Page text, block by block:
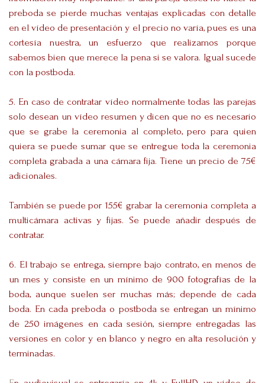
preboda se pierde muchas ventajas explicadas con detalle
en el vídeo de presentación y el precio no varía, pues es una
cortesía nuestra, un esfuerzo que realizamos porque
sabemos bien que merece la pena si se valora. Igual sucede
con la postboda.
5. En caso de contratar vídeo normalmente todas las parejas
solo desean un vídeo resumen y dicen que no es necesario
que se grabe la ceremonia al completo, pero para quien
quiera se puede sumar que se entregue toda la ceremonia
completa grabada a una cámara fija. Tiene un precio de 75€
adicionales.
También se puede por 155€ grabar la ceremonia completa a
multicámara activas y fijas. Se puede añadir después de
contratar.
6. El trabajo se entrega, siempre bajo contrato, en menos de
un mes y consiste en un mínimo de 900 fotografías de la
boda, aunque suelen ser muchas más; depende de cada
boda. En cada preboda o postboda se entregan un mínimo
de 250 imágenes en cada sesión, siempre entregadas las
versiones en color y en blanco y negro en alta resolución y
terminadas.